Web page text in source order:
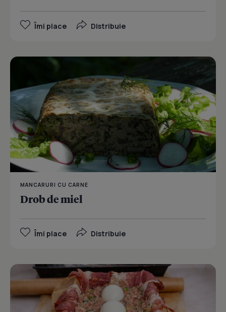
Îmi place Distribuie
MANCARURI CU CARNE
Drob de miel
Îmi place Distribuie